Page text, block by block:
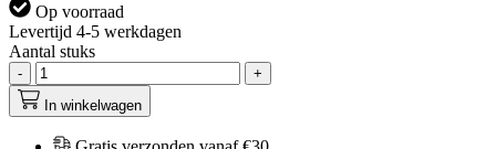
Op voorraad
Levertijd 4-5 werkdagen
Aantal stuks
-
+
In winkelwagen